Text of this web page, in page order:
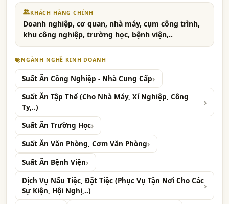
KHÁCH HÀNG CHÍNH
Doanh nghiệp, cơ quan, nhà máy, cụm công trình,
khu công nghiệp, trường học, bệnh viện,..
NGÀNH NGHỀ KINH DOANH
Suất Ăn Công Nghiệp - Nhà Cung Cấp
Suất Ăn Tập Thể (Cho Nhà Máy, Xí Nghiệp, Công
Ty,..)
Suất Ăn Trường Học
Suất Ăn Văn Phòng, Cơm Văn Phòng
Suất Ăn Bệnh Viện
Dịch Vụ Nấu Tiệc, Đặt Tiệc (Phục Vụ Tận Nơi Cho Các
Sự Kiện, Hội Nghị,..)